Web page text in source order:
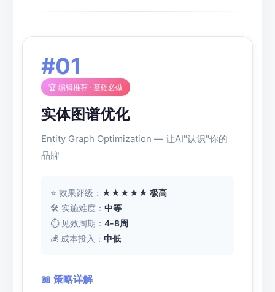
#01
🏆 编辑推荐 · 基础必做
实体图谱优化
Entity Graph Optimization — 让AI"认识"你的
品牌
⭐ 效果评级： ★★★★★ 极高
🛠 实施难度： 中等
⏱ 见效周期： 4-8周
💰 成本投入： 中低
📖 策略详解